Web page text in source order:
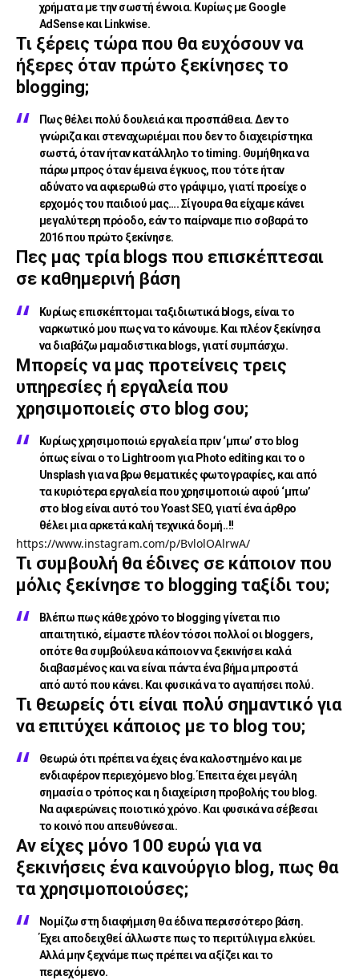
χρήματα με την σωστή έννοια. Κυρίως μεGoogle
AdSenseκαι Linkwise.
Τι ξέρεις τώρα που θα ευχόσουν να
ήξερες όταν πρώτο ξεκίνησες το
blogging;
Πως θέλει πολύ δουλειά και προσπάθεια. Δεν το
γνώριζα και στεναχωριέμαι που δεν το διαχειρίστηκα
σωστά, όταν ήταν κατάλληλο το timing. Θυμήθηκα να
πάρω μπρος όταν έμεινα έγκυος, που τότε ήταν
αδύνατο να αφιερωθώ στο γράψιμο, γιατί προείχε ο
ερχομός του παιδιού μας…. Σίγουρα θα είχαμε κάνει
μεγαλύτερη πρόοδο, εάν το παίρναμε πιο σοβαρά το
2016 που πρώτο ξεκίνησε.
Πες μας τρία blogs που επισκέπτεσαι
σε καθημερινή βάση
Κυρίως επισκέπτομαι ταξιδιωτικά blogs, είναι το
ναρκωτικό μου πως να το κάνουμε. Και πλέον ξεκίνησα
να διαβάζω μαμαδιστικα blogs, γιατί συμπάσχω.
Μπορείς να μας προτείνεις τρεις
υπηρεσίες ή εργαλεία που
χρησιμοποιείς στο blog σου;
Κυρίως χρησιμοποιώ εργαλεία πριν ‘μπω’ στο blog
όπως είναι o το Lightroom για Photo editing και το o
Unsplash για να βρω θεματικές φωτογραφίες, και από
τα κυριότερα εργαλεία που χρησιμοποιώ αφού ‘μπω’
στο blog είναι αυτό του Yoast SEO, γιατί ένα άρθρο
θέλει μια αρκετά καλή τεχνικά δομή..!!
https://www.instagram.com/p/BvlolOAlrwA/
Τι συμβουλή θα έδινες σε κάποιον που
μόλις ξεκίνησε το blogging ταξίδι του;
Βλέπω πως κάθε χρόνο το blogging γίνεται πιο
απαιτητικό, είμαστε πλέον τόσοι πολλοί οι bloggers,
οπότε θα συμβούλευα κάποιον να ξεκινήσει καλά
διαβασμένος και να είναι πάντα ένα βήμα μπροστά
από αυτό που κάνει. Και φυσικά να το αγαπήσει πολύ.
Τι θεωρείς ότι είναι πολύ σημαντικό για
να επιτύχει κάποιος με το blog του;
Θεωρώ ότι πρέπει να έχεις ένα καλοστημένο και με
ενδιαφέρον περιεχόμενο blog. Έπειτα έχει μεγάλη
σημασία ο τρόπος και η διαχείριση προβολής του blog.
Να αφιερώνεις ποιοτικό χρόνο. Και φυσικά να σέβεσαι
το κοινό που απευθύνεσαι.
Αν είχες μόνο 100 ευρώ για να
ξεκινήσεις ένα καινούργιο blog, πως θα
τα χρησιμοποιούσες;
Νομίζω στη διαφήμιση θα έδινα περισσότερο βάση.
Έχει αποδειχθεί άλλωστε πως το περιτύλιγμα ελκύει.
Αλλά μην ξεχνάμε πως πρέπει να αξίζει και το
περιεχόμενο.